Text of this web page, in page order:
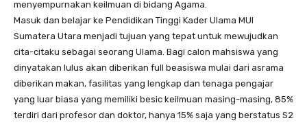
menyempurnakan keilmuan di bidang Agama.
Masuk dan belajar ke Pendidikan Tinggi Kader Ulama MUI
Sumatera Utara menjadi tujuan yang tepat untuk mewujudkan
cita-citaku sebagai seorang Ulama. Bagi calon mahsiswa yang
dinyatakan lulus akan diberikan full beasiswa mulai dari asrama
diberikan makan, fasilitas yang lengkap dan tenaga pengajar
yang luar biasa yang memiliki besic keilmuan masing-masing, 85%
terdiri dari profesor dan doktor, hanya 15% saja yang berstatus S2